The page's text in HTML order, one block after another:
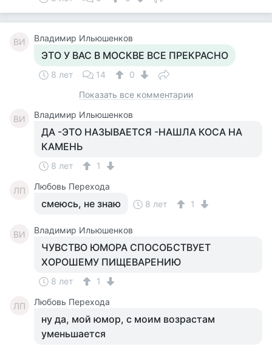
ВИ Владимир Ильюшенков
ЭТО У ВАС В МОСКВЕ ВСЕ ПРЕКРАСНО
8 лет 14
0
Показать все комментарии
ВИ Владимир Ильюшенков
ДА -ЭТО НАЗЫВАЕТСЯ -НАШЛА КОСА НА
КАМЕНЬ
8 лет 1
ЛП Любовь Перехода
смеюсь, не знаю 8 лет 1
ВИ Владимир Ильюшенков
ЧУВСТВО ЮМОРА СПОСОБСТВУЕТ
ХОРОШЕМУ ПИЩЕВАРЕНИЮ
8 лет 1
ЛП Любовь Перехода
ну да, мой юмор, с моим возрастам
уменьшается